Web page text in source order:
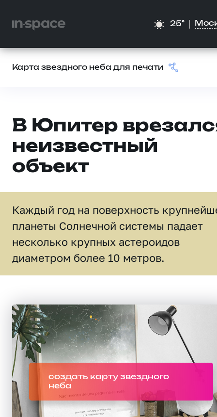
25°
Карта звездного неба для печати
В Юпитер
неизвестный
объект
Каждый год на поверхность
планеты Солнечной системы падает
несколько крупных астероидов
диаметром более 10 метров.
создать карту звездного
неба